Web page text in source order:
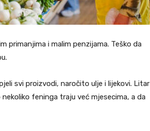
primanjima i malim penzijama. Teško da
svi proizvodi, naročito ulje i lijekovi. Litar
feninga traju već mjesecima, a da